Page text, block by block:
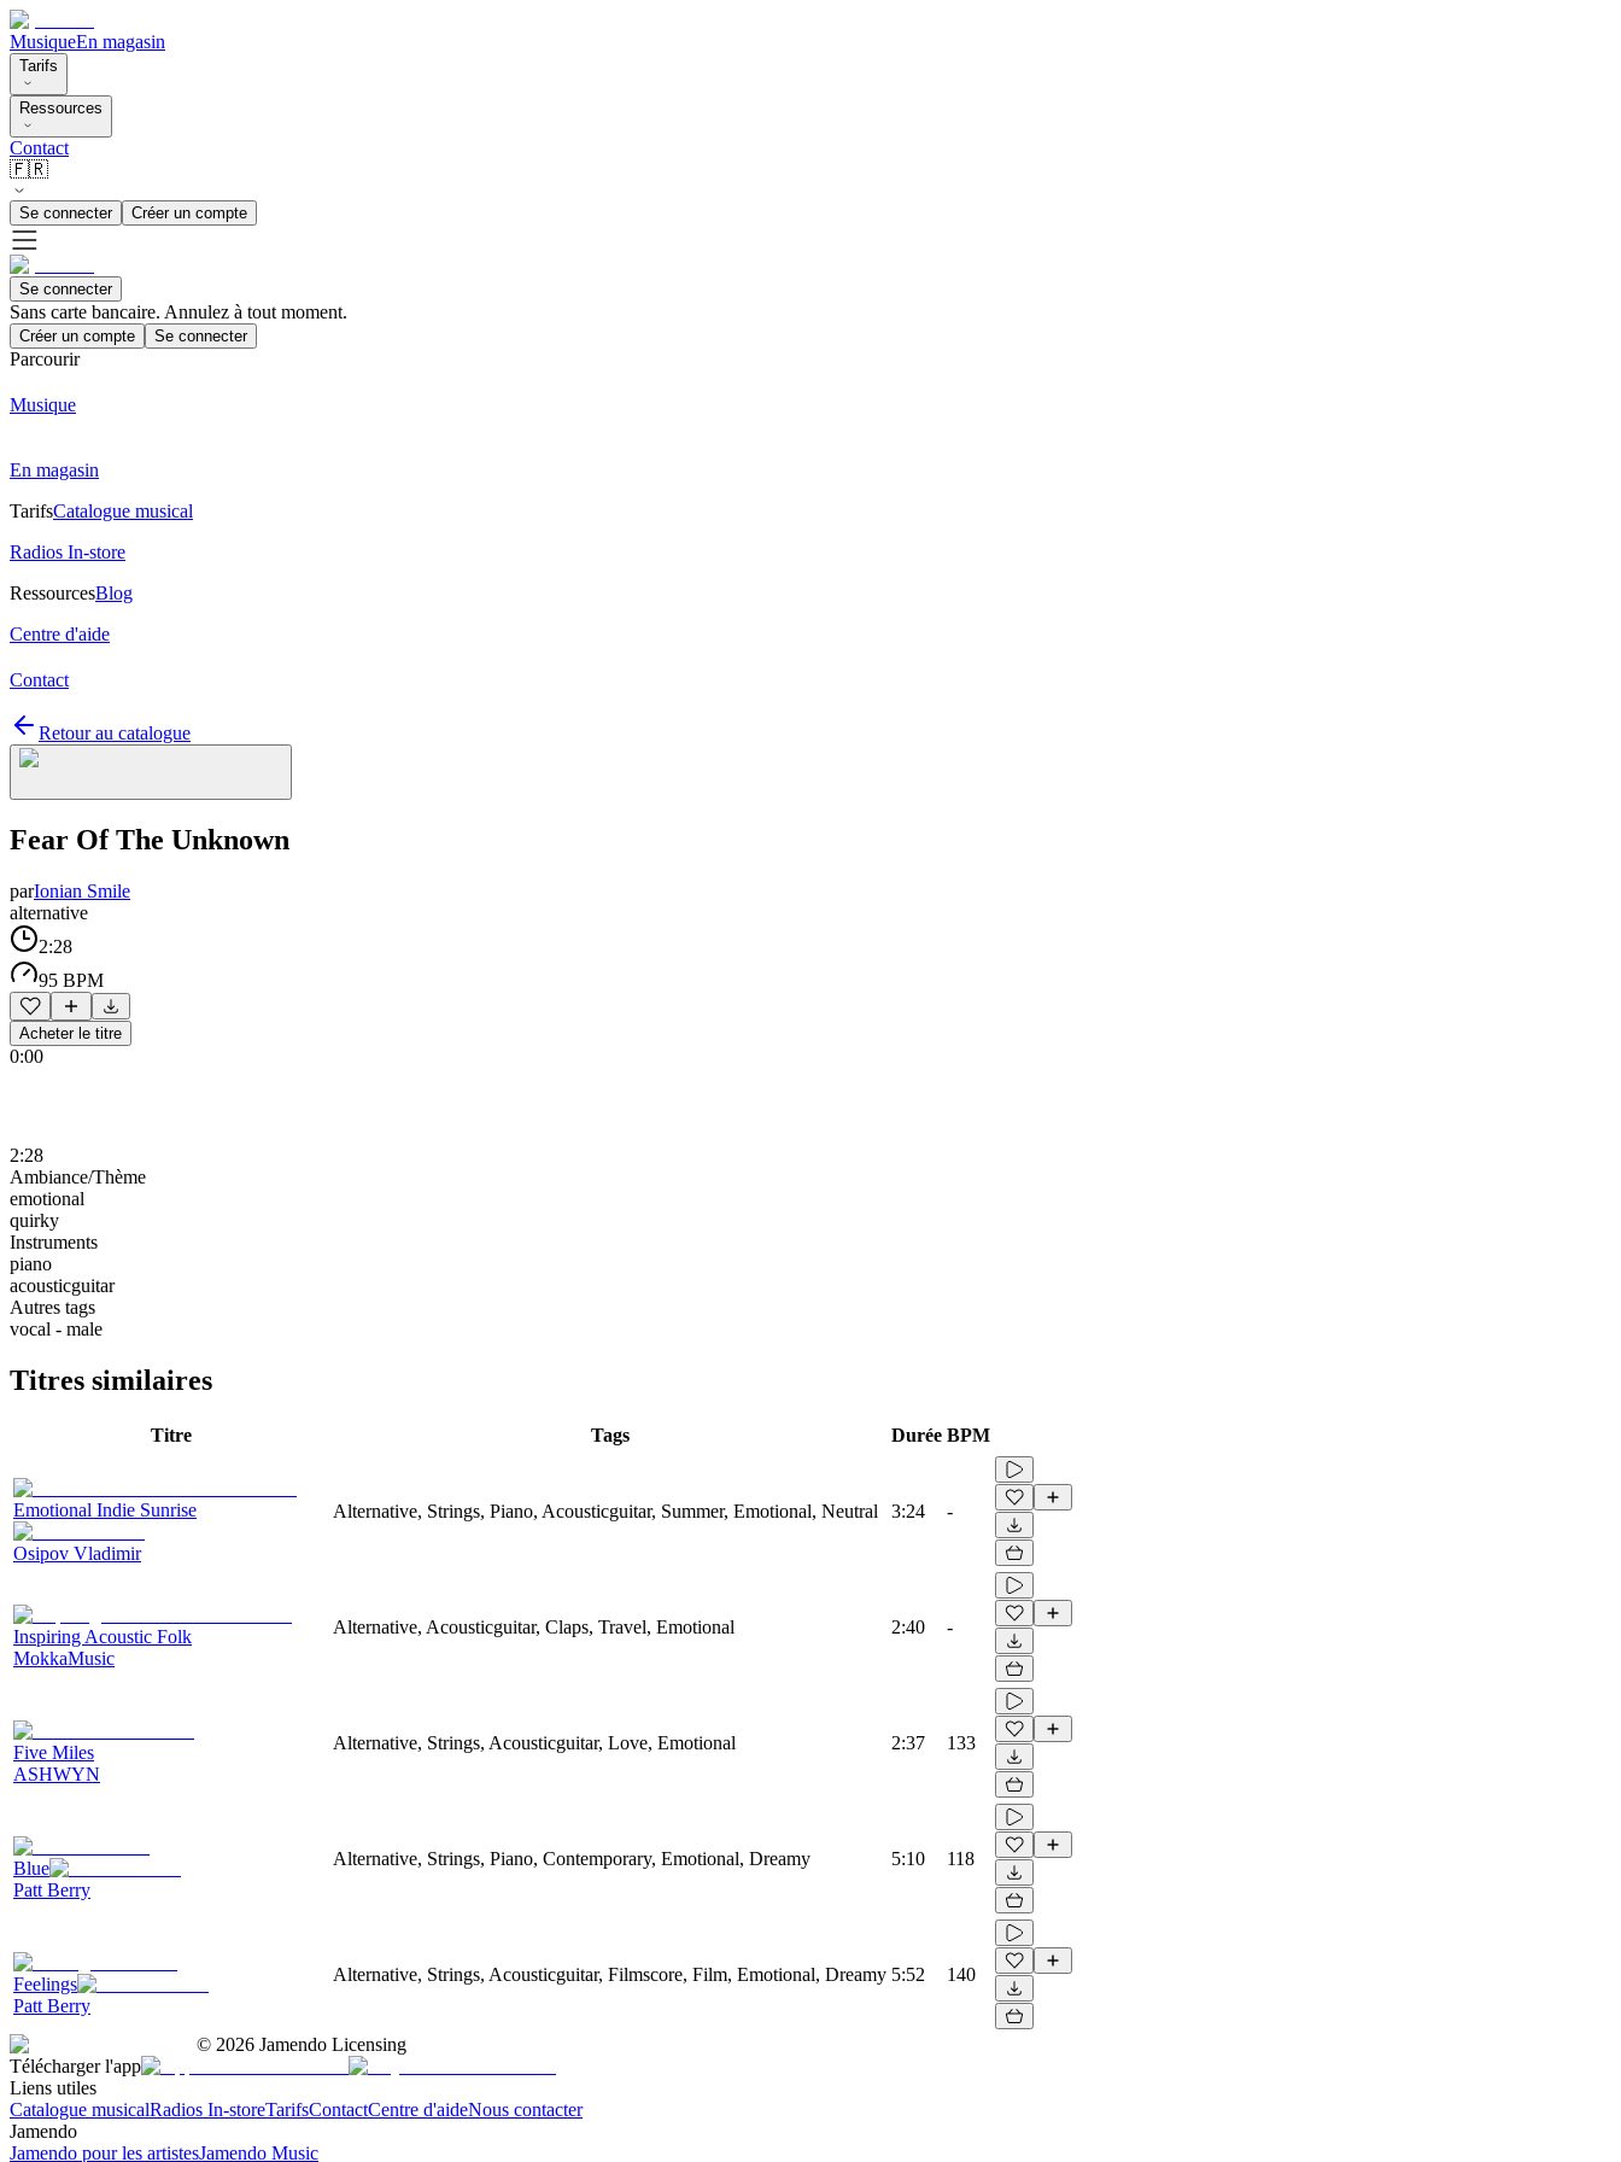
MusiqueEn magasin
Tarifs
Ressources
Contact
🇫🇷
Se connecter Créer un compte
Se connecter
Sans carte bancaire. Annulez à tout moment.
Créer un compte Se connecter
Parcourir
Musique
En magasin
TarifsCatalogue musical
Radios In-store
RessourcesBlog
Centre d'aide
Contact
Retour au catalogue
Fear Of The Unknown
parIonian Smile
alternative
2:28
95 BPM
Acheter le titre
0:00
2:28
Ambiance/Thème
emotional
quirky
Instruments
piano
acousticguitar
Autres tags
vocal - male
Titres similaires
Titre Tags Durée BPM
Emotional Indie Sunrise
Osipov Vladimir
Alternative, Strings, Piano, Acousticguitar, Summer, Emotional, Neutral 3:24 -
Inspiring Acoustic Folk
MokkaMusic
Alternative, Acousticguitar, Claps, Travel, Emotional 2:40 -
Five Miles
ASHWYN
Alternative, Strings, Acousticguitar, Love, Emotional 2:37 133
Blue
Patt Berry
Alternative, Strings, Piano, Contemporary, Emotional, Dreamy 5:10 118
Feelings
Patt Berry
Alternative, Strings, Acousticguitar, Filmscore, Film, Emotional, Dreamy 5:52 140
© 2026 Jamendo Licensing
Télécharger l'app
Liens utiles
Catalogue musicalRadios In-storeTarifsContactCentre d'aideNous contacter
Jamendo
Jamendo pour les artistesJamendo Music